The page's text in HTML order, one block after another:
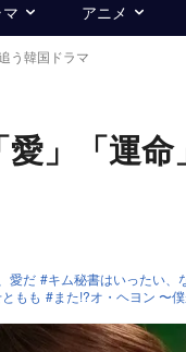
アニメ
う韓国ドラマ
」「運
愛だ キム秘書はいったい、
もも また!?オ・ヘヨン 〜